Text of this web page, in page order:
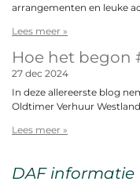
arrangementen en leuke
Lees meer »
Hoe het begon
27 dec 2024
In deze allereerste blog
Oldtimer Verhuur
Lees meer »
DAF informatie